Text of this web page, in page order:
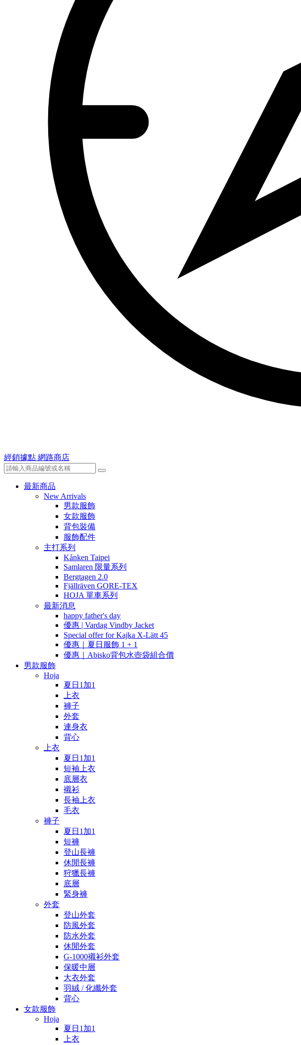
經銷據點 網路商店
最新商品
New Arrivals
男款服飾
女款服飾
背包裝備
服飾配件
主打系列
Kånken Taipei
Samlaren 限量系列
Bergtagen 2.0
Fjällräven GORE-TEX
HOJA 單車系列
最新消息
happy father's day
優惠 | Vardag Vindby Jacket
Special offer for Kajka X-Lätt 45
優惠｜夏日服飾 1 + 1
優惠｜Abisko背包水壺袋組合價
男款服飾
Hoja
夏日1加1
上衣
褲子
外套
連身衣
背心
上衣
夏日1加1
短袖上衣
底層衣
襯衫
長袖上衣
毛衣
褲子
夏日1加1
短褲
登山長褲
休閒長褲
狩獵長褲
底層
緊身褲
外套
登山外套
防風外套
防水外套
休閒外套
G-1000襯衫外套
保暖中層
大衣外套
羽絨 / 化纖外套
背心
女款服飾
Hoja
夏日1加1
上衣